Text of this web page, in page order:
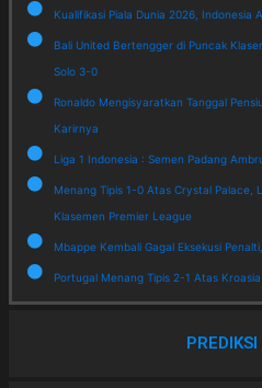
Kualifikasi Piala Dunia 2026, Indonesia
Bali United Bertengger di Puncak
Solo 3-0
Ronaldo Mengisyaratkan Tanggal
Karirnya
Liga 1 Indonesia : Semen Padang
Menang Tipis 1-0 Atas Crystal Palace,
Klasemen Premier League
Mbappe Kembali Gagal Eksekusi
Portugal Menang Tipis 2-1 Atas